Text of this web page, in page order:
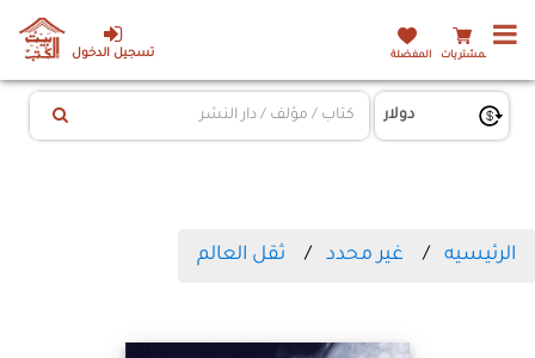
تسجيل الدخول المشتريات المفضلة
الرئيسيه غير محدد ثقل العالم